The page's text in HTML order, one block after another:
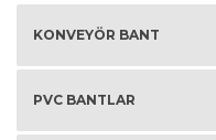
KONVEYÖR BANT
PVC BANTLAR